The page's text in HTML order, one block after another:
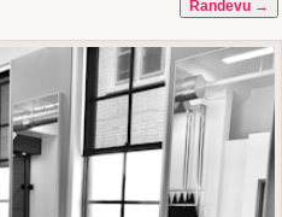
Randevu →